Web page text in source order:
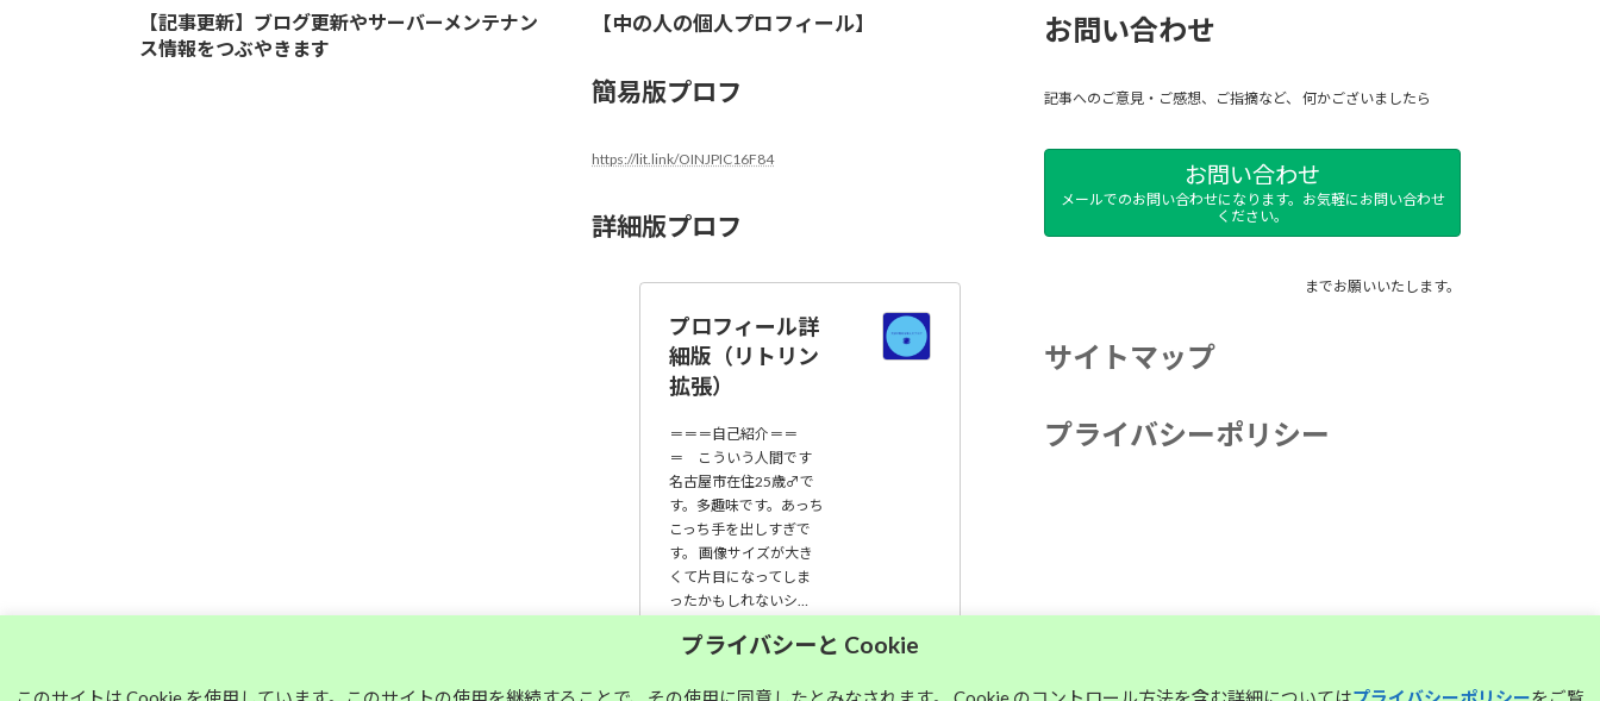
【記事更新】ブログ更新やサーバーメンテナン
ス情報をつぶやきます
【中の人の個人プロフィール】
簡易版プロフ
https://lit.link/OINJPIC16F84
詳細版プロフ
プロフィール詳
細版（リトリン
拡張）
＝＝＝自己紹介＝＝
＝ こういう人間です
名古屋市在住25歳♂で
す。多趣味です。あっち
こっち手を出しすぎで
す。 画像サイズが大き
くて片目になってしま
ったかもしれないシ…
大須中毒名古屋人
お問い合わせ
記事へのご意見・ご感想、ご指摘など、 何かございましたら
お問い合わせ
メールでのお問い合わせになります。お気軽にお問い合わせ
ください。
までお願いいたします。
サイトマップ
プライバシーポリシー
プライバシーと Cookie